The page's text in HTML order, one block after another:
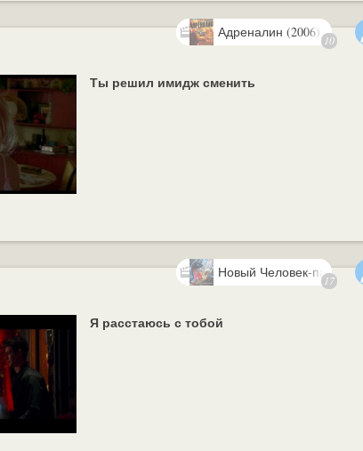
Ты решил имидж сменить
Адреналин (2006) 10
Я расстаюсь с тобой
Новый Человек-паук:
напряжение (2014)
17